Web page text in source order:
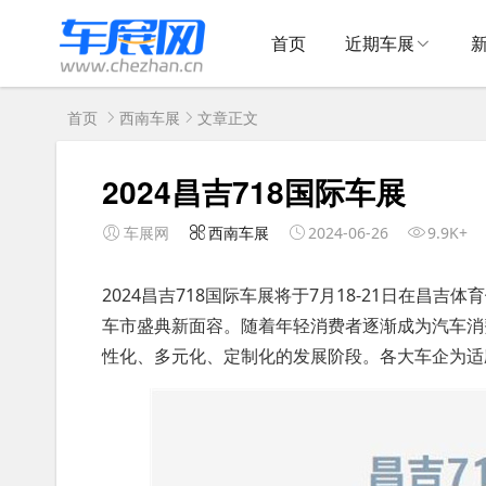
首页 近期车展
首页 西南车展 文章正文
2024昌吉718国际车展
车展网 西南车展 2024-06-26 9.9K+
2024昌吉718国际车展将于7月18-21日在昌吉体
车市盛典新面容。随着年轻消费者逐渐成为汽车
性化、多元化、定制化的发展阶段。各大车企为